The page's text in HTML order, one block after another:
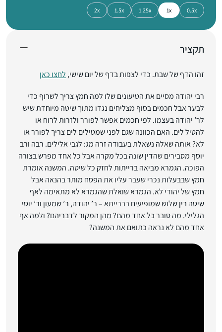
0.5x
1x
1.25x
1.5x
2x
תקציר
זהו הדף של שבת. כדי לצפות בדף של יום שישי, לחצו כאן
רבי יהודה מסיים את הטיעונים שלו למה חמץ צריך לשרוף כדי
לבער אבל חכמים בסוף מצליחים נגדו מתוך שיטה מיוחדת שיש
לר’ יהודה בעצמו. לפי חכמים אפשר לפורר ולזרות לרוח או
להטיל לים. האם הכוונה שגם לפני שמטילים לים צריך לפורר או
לא? אותה שאלה נשאלת בעבודה זרה מג: לגבי אלילים. רבה ורב
יוסף מסבירים שהדין שונה בכל מקרה אבל כל אחד מפרש בצורה
הפוכה. הגמרא מביאה ברייתות לחזק כל שיטה. המשנה אומרת
חמץ שבבעלות נכרי שעבר עליו את הפסח מותר בהנאה אבל
חמץ של יהודי לא. הגמרא שואלת שהגמרא לא מתאימה לאף
שיטה בין שלוש שמופיעים בברייתא – ר’ יהודה, ר’ שמעון ור’ יוסי
הגלילי. מה סובר כל אחד מהם? מהן המקור לדבריהם? ולמה אף
אחד מהם לא נראה כתואם את המשנה?